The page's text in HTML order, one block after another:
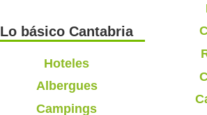
Lo básico Cantabria
Hoteles
Albergues
Campings